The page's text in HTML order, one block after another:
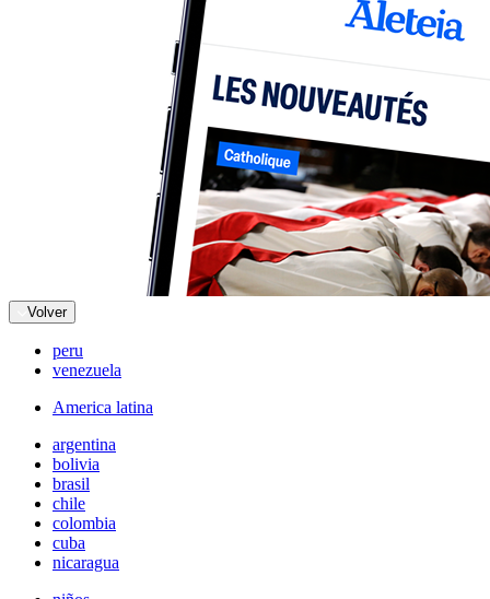
Volver
peru
venezuela
America latina
argentina
bolivia
brasil
chile
colombia
cuba
nicaragua